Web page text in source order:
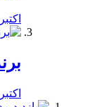
اکتبر 12, 2019
اکتبر 12, 2019